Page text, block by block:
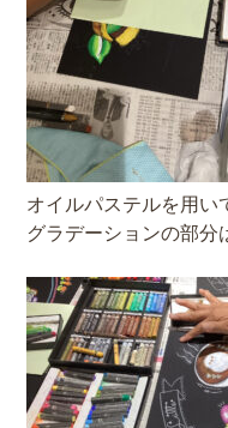
オイルパステルを用い
グラデーションの部分